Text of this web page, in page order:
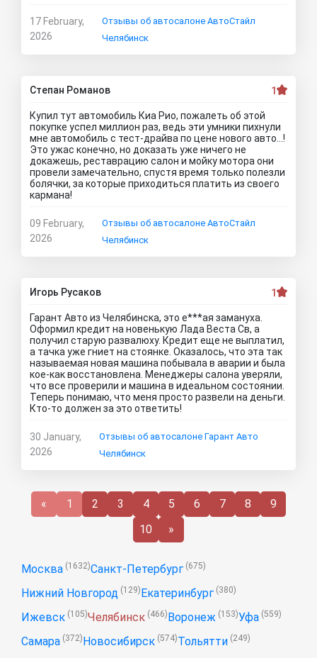
17 February,
2026
Отзывы об автосалоне АвтоСтайл
Челябинск
Степан Романов 1
Купил тут автомобиль Киа Рио, пожалеть об этой
покупке успел миллион раз, ведь эти умники пихнули
мне автомобиль с тест-драйва по цене нового авто…!
Это ужас конечно, но доказать уже ничего не
докажешь, реставрацию салон и мойку мотора они
провели замечательно, спустя время только полезли
болячки, за которые приходиться платить из своего
кармана!
09 February,
2026
Отзывы об автосалоне АвтоСтайл
Челябинск
Игорь Русаков 1
Гарант Авто из Челябинска, это е***ая замануха.
Оформил кредит на новенькую Лада Веста Св, а
получил старую развалюху. Кредит еще не выплатил,
а тачка уже гниет на стоянке. Оказалось, что эта так
называемая новая машина побывала в аварии и была
кое-как восстановлена. Менеджеры салона уверяли,
что все проверили и машина в идеальном состоянии.
Теперь понимаю, что меня просто развели на деньги.
Кто-то должен за это ответить!
30 January,
2026
Отзывы об автосалоне Гарант Авто
Челябинск
« 1 2 3 4 5 6 7 8
9
10
»
Москва (1632)Санкт-Петербург (675)
Нижний Новгород (129) Екатеринбург (380)
Ижевск (105)Челябинск (466) Воронеж (153)Уфа (559)
Самара (372) Новосибирск (574)Тольятти (249)